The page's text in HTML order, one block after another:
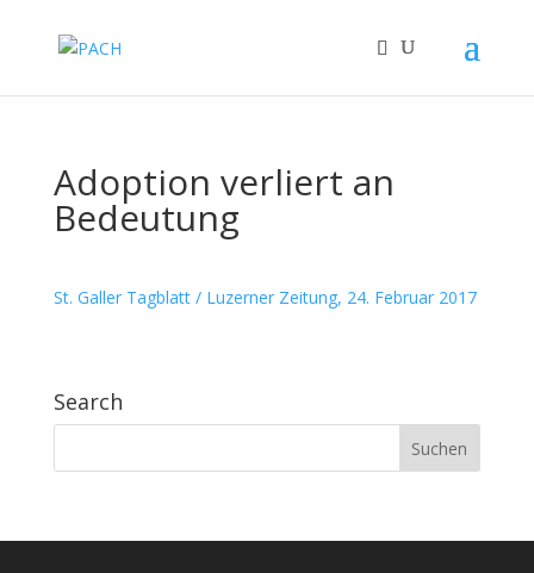
Adoption verliert an
Bedeutung
St. Galler Tagblatt / Luzerner Zeitung, 24. Februar 2017
Search